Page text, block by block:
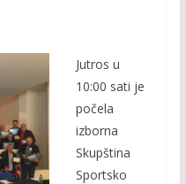
Jutros u
10:00 sati je
počela
izborna
Skupština
Sportsko